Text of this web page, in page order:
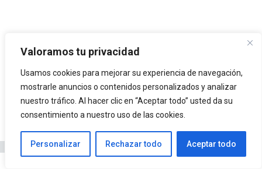
Valoramos tu privacidad
Usamos cookies para mejorar su experiencia de navegación,
mostrarle anuncios o contenidos personalizados y analizar
nuestro tráfico. Al hacer clic en “Aceptar todo” usted da su
consentimiento a nuestro uso de las cookies.
Personalizar Rechazar todo Aceptar todo
Etiquetas
Europa , Románico
Ludwig Mies van der Rohe
Arquitectura medieval en Europa